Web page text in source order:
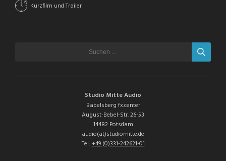
Kurzfilm und Trailer
Studio Mitte Audio
Babelsberg fx.center
August-Bebel-Str. 26-53
14482 Potsdam
audio(at)studiomitte.de
Tel:+49 (0)331-242621-01